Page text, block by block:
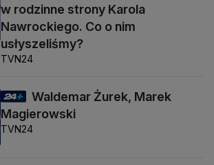
w rodzinne strony Karola
Nawrockiego. Co o nim
usłyszeliśmy?
TVN24
Waldemar Żurek, Marek
Magierowski
TVN24